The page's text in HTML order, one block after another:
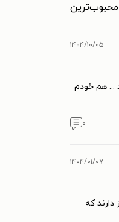
محبوب‌ترین
۱۴۰۴/۱۰/۰۵
... هم خودم
۰
۱۴۰۴/۰۱/۰۷
که